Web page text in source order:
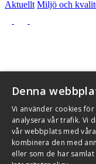
Aktuellt Miljö och
Denna
Vi använder cookies
analysera vår trafik. Vi
vår webbplats med
kombinera den med
eller som de har